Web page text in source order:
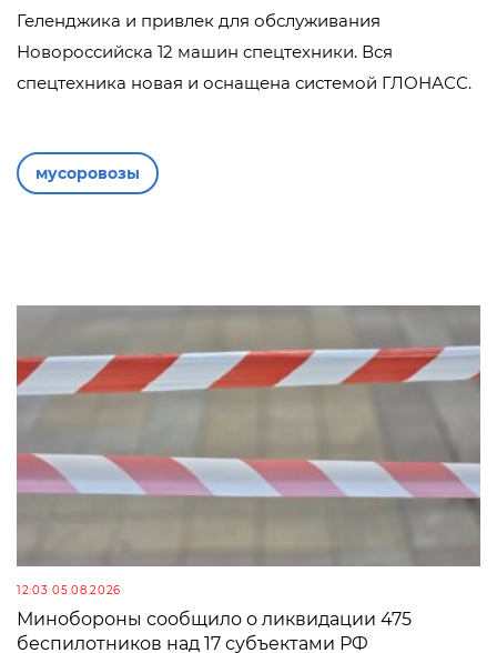
Геленджика и привлек для обслуживания
Новороссийска 12 машин спецтехники. Вся
спецтехника новая и оснащена системой ГЛОНАСС.
мусоровозы
12:03 05.08.2026
Минобороны сообщило о ликвидации 475
беспилотников над 17 субъектами РФ